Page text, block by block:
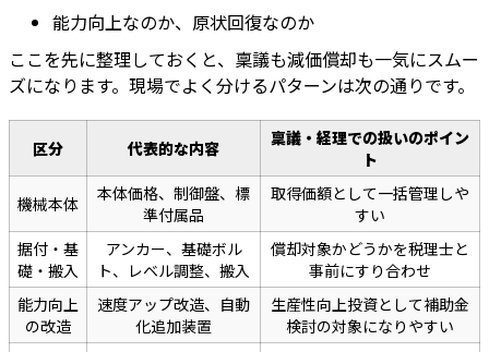
能力向上なのか、原状回復なのか
ここを先に整理しておくと、稟議も減価償却も一気にスムー
ズになります。現場でよく分けるパターンは次の通りです。
区分 代表的な内容
稟議・経理での扱いのポイン
ト
機械本体
本体価格、制御盤、標
準付属品
取得価額として一括管理しや
すい
据付・基
礎・搬入
アンカー、基礎ボル
ト、レベル調整、搬入
償却対象かどうかを税理士と
事前にすり合わせ
能力向上
の改造
速度アップ改造、自動
化追加装置
生産性向上投資として補助金
検討の対象になりやすい